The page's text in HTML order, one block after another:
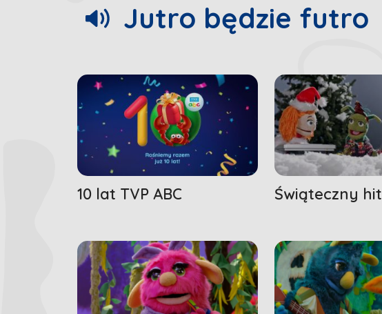
Jutro będzie futro
10 lat TVP ABC Świąteczny hit